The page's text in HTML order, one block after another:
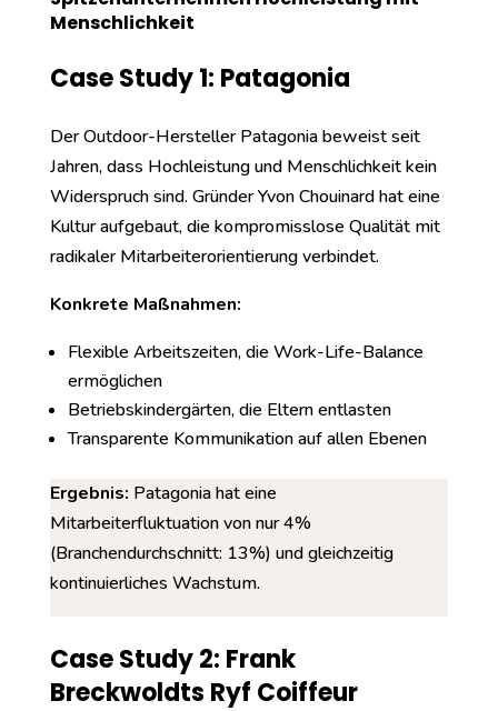
Menschlichkeit
Case Study 1: Patagonia
Der Outdoor-Hersteller Patagonia beweist seit
Jahren, dass Hochleistung und Menschlichkeit kein
Widerspruch sind. Gründer Yvon Chouinard hat eine
Kultur aufgebaut, die kompromisslose Qualität mit
radikaler Mitarbeiterorientierung verbindet.
Konkrete Maßnahmen:
Flexible Arbeitszeiten, die Work-Life-Balance
ermöglichen
Betriebskindergärten, die Eltern entlasten
Transparente Kommunikation auf allen Ebenen
Ergebnis: Patagonia hat eine
Mitarbeiterfluktuation von nur 4%
(Branchendurchschnitt: 13%) und gleichzeitig
kontinuierliches Wachstum.
Case Study 2: Frank
Breckwoldts Ryf Coiffeur